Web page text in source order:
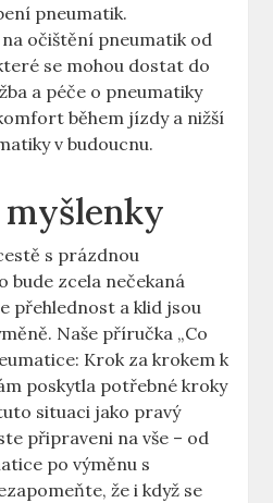
pneumatik.
očištění pneumatik od
se mohou dostat do
a péče o⁤ pneumatiky
během ⁤jízdy a nižší
v budoucnu.
s prázdnou
‌bude zcela nečekaná
⁣přehlednost⁣ a ‌klid jsou
Naše příručka „Co
Krok ‌za‍ krokem⁣ k
poskytla potřebné kroky
situaci‍ jako pravý
připraveni ⁢na⁤ vše‌ – od
po výměnu s
že i když se